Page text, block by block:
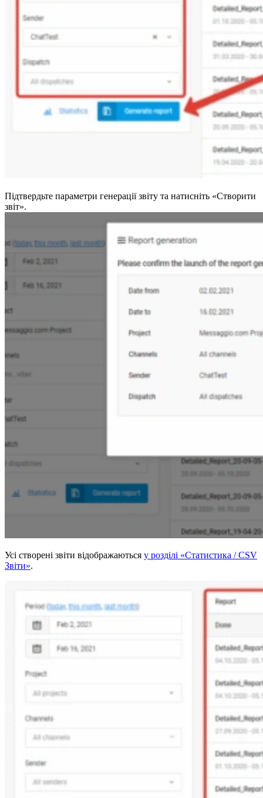
Підтвердьте параметри генерації звіту та натисніть «Створити
звіт».
Усі створені звіти відображаються у розділі «Статистика / CSV
Звіти».